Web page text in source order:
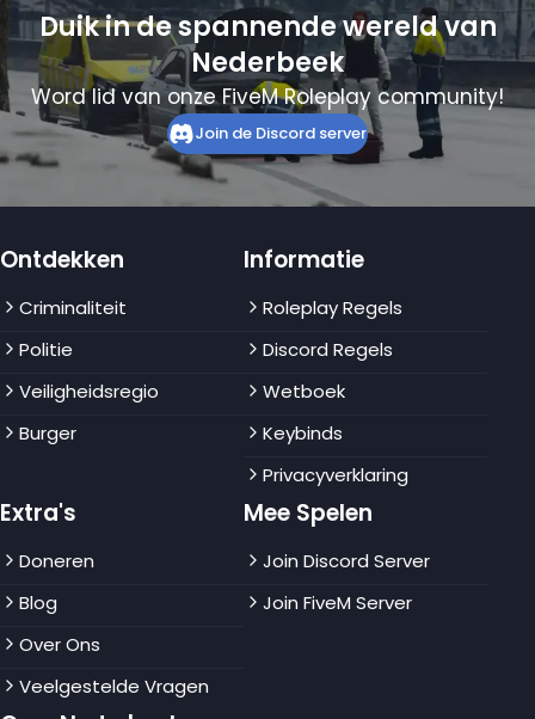
Duik in de spannende wereld van
Nederbeek
Word lid van onze FiveM Roleplay community!
Join de Discord server
Ontdekken
Criminaliteit
Politie
Veiligheidsregio
Burger
Informatie
Roleplay Regels
Discord Regels
Wetboek
Keybinds
Privacyverklaring
Extra's
Doneren
Blog
Over Ons
Veelgestelde Vragen
Mee Spelen
Join Discord Server
Join FiveM Server